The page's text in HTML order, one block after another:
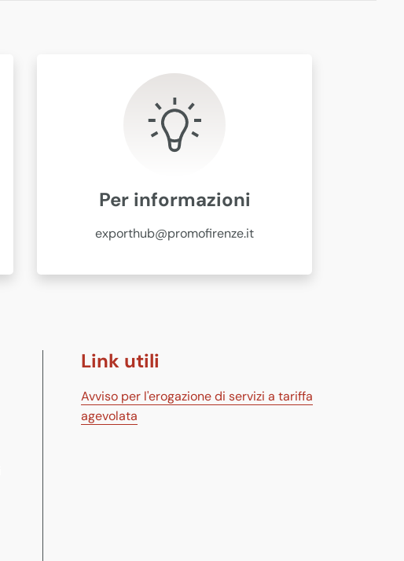
Per informazioni
exporthub@promofirenze.it
Link utili
Avviso per l'erogazione di servizi a tariffa
agevolata